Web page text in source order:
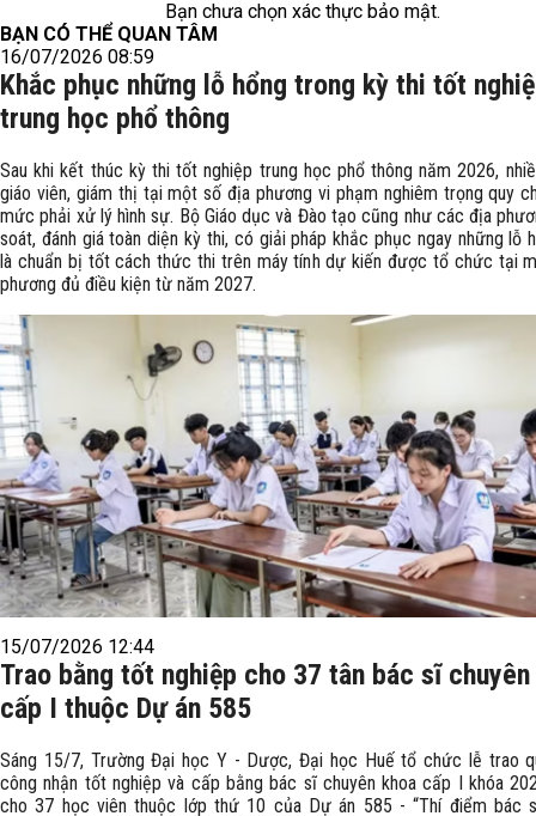
Bạn chưa chọn xác thực bảo mật.
BẠN CÓ THỂ QUAN TÂM
16/07/2026 08:59
Khắc phục những lỗ hổng trong kỳ thi tốt
trung học phổ thông
Sau khi kết thúc kỳ thi tốt nghiệp trung học phổ thông năm 2026,
giáo viên, giám thị tại một số địa phương vi phạm nghiêm trọng quy
mức phải xử lý hình sự. Bộ Giáo dục và Đào tạo cũng như các địa
soát, đánh giá toàn diện kỳ thi, có giải pháp khắc phục ngay những lỗ
là chuẩn bị tốt cách thức thi trên máy tính dự kiến được tổ chức tại
phương đủ điều kiện từ năm 2027.
15/07/2026 12:44
Trao bằng tốt nghiệp cho 37 tân bác sĩ chuyên
cấp I thuộc Dự án 585
Sáng 15/7, Trường Đại học Y - Dược, Đại học Huế tổ chức lễ trao
công nhận tốt nghiệp và cấp bằng bác sĩ chuyên khoa cấp I khóa
cho 37 học viên thuộc lớp thứ 10 của Dự án 585 - “Thí điểm bác